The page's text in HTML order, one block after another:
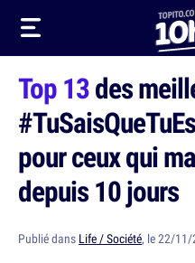
Top 13des
pour ceux qui
depuis 10 jours
Publié dans Life / Société, le 22/